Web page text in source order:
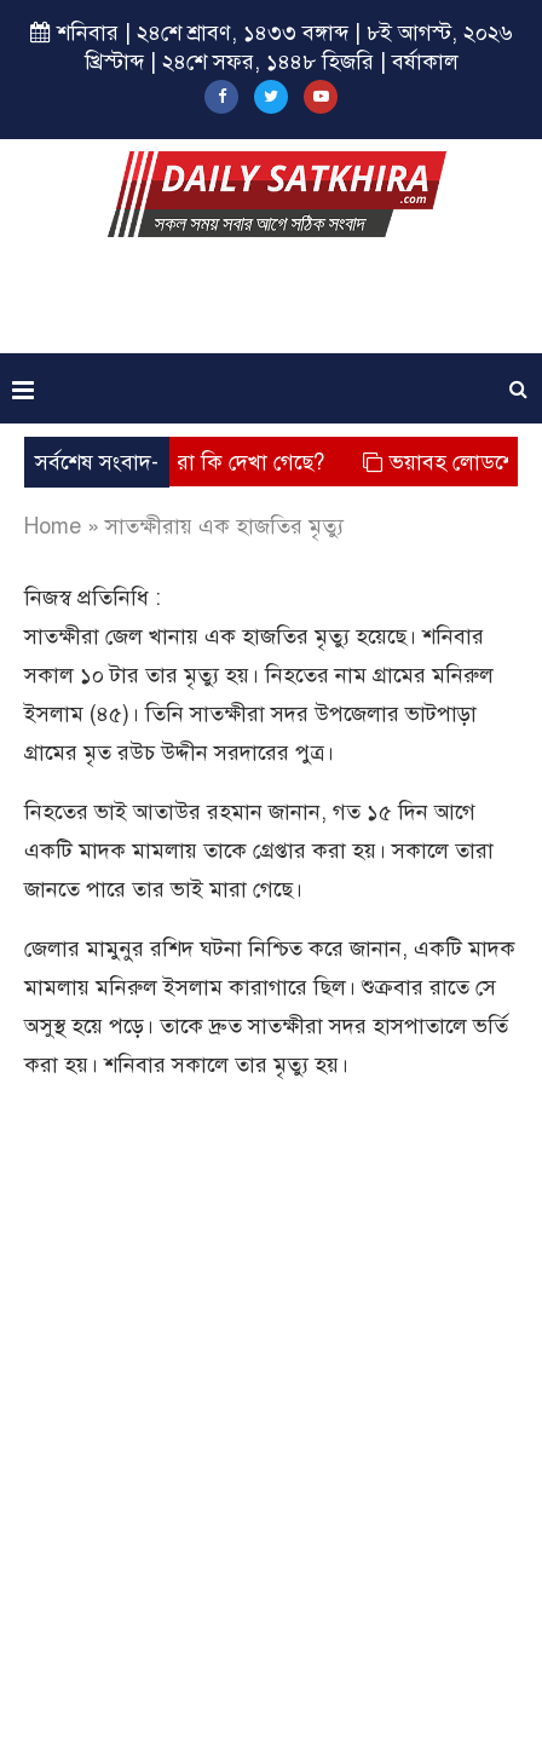
শনিবার | ২৪শে শ্রাবণ, ১৪৩৩ বঙ্গাব্দ | ৮ই আগস্ট, ২০২৬
খ্রিস্টাব্দ | ২৪শে সফর, ১৪৪৮ হিজরি | বর্ষাকাল
সর্বশেষ সংবাদ-
তার চেহারা কি দেখা গেছে? ভয়াবহ লোডশেডিং,
Home »সাতক্ষীরায় এক হাজতির মৃত্যু
নিজস্ব প্রতিনিধি :
সাতক্ষীরা জেল খানায় এক হাজতির মৃত্যু হয়েছে। শনিবার
সকাল ১০ টার তার মৃত্যু হয়। নিহতের নাম গ্রামের মনিরুল
ইসলাম (৪৫)। তিনি সাতক্ষীরা সদর উপজেলার ভাটপাড়া
গ্রামের মৃত রউচ উদ্দীন সরদারের পুত্র।
নিহতের ভাই আতাউর রহমান জানান, গত ১৫ দিন আগে
একটি মাদক মামলায় তাকে গ্রেপ্তার করা হয়। সকালে তারা
জানতে পারে তার ভাই মারা গেছে।
জেলার মামুনুর রশিদ ঘটনা নিশ্চিত করে জানান, একটি মাদক
মামলায় মনিরুল ইসলাম কারাগারে ছিল। শুক্রবার রাতে সে
অসুস্থ হয়ে পড়ে। তাকে দ্রুত সাতক্ষীরা সদর হাসপাতালে ভর্তি
করা হয়। শনিবার সকালে তার মৃত্যু হয়।